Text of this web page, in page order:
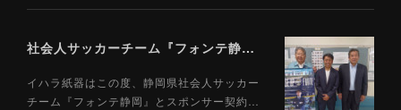
社会人サッカーチーム『フォンテ静岡』とのスポンサー契約締結について
イハラ紙器はこの度、静岡県社会人サッカー
チーム『フォンテ静岡』とスポンサー契約…